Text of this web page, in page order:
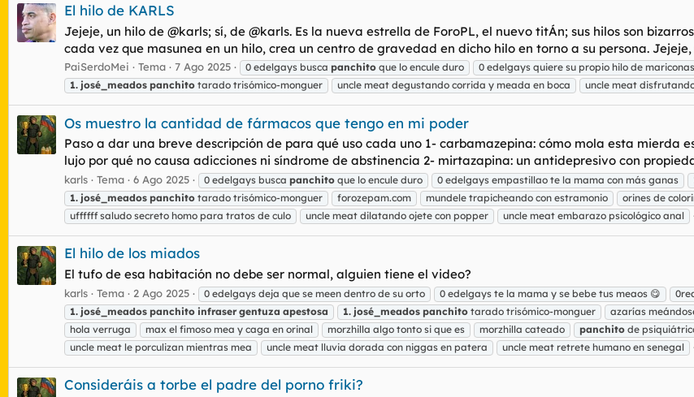
El hilo de KARLS
Jejeje, un hilo de @karls; sí, de @karls. Es la nueva estrella de ForoPL, el nuevo titÁn; sus hilos son
cada vez que masunea en un hilo, crea un centro de gravedad en dicho hilo en torno a su persona. Jejeje,
PaiSerdoMei Tema 7 Ago 2025 0 edelgays busca panchito que lo encule duro 0 edelgays quiere su propio hilo de mariconas
1. josé_meados panchito tarado trisómico-monguer uncle meat degustando corrida y meada en boca uncle meat
Os muestro la cantidad de fármacos que tengo en mi poder
Paso a dar una breve descripción de para qué uso cada uno 1- carbamazepina: cómo mola esta mierda
lujo por qué no causa adicciones ni síndrome de abstinencia 2- mirtazapina: un antidepresivo con
karls Tema 6 Ago 2025 0 edelgays busca panchito que lo encule duro 0 edelgays empastillao te la mama con más ganas
1. josé_meados panchito tarado trisómico-monguer forozepam.com mundele trapicheando con estramonio orines de
uffffff saludo secreto homo para tratos de culo
uncle meat dilatando ojete con popper uncle meat embarazo psicológico anal
El hilo de los miados
El tufo de esa habitación no debe ser normal, alguien tiene el video?
karls Tema 2 Ago 2025 0 edelgays deja que se meen dentro de su orto 0 edelgays te la mama y se bebe tus meaos 😋
1. josé_meados panchito infraser gentuza apestosa 1. josé_meados panchito tarado trisómico-monguer azarías
hola verruga
max el fimoso mea y caga en orinal morzhilla algo tonto si que es morzhilla cateado panchito de
uncle meat le porculizan mientras mea
uncle meat lluvia dorada con niggas en patera uncle meat retrete humano en senegal
Consideráis a torbe el padre del porno friki?